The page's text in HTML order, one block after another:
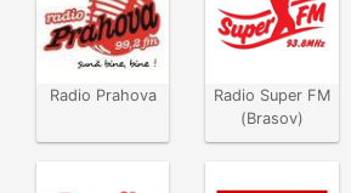
Radio Prahova
Radio Super FM
(Brasov)